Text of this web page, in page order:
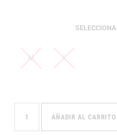
M S
AÑADIR AL CARRITO